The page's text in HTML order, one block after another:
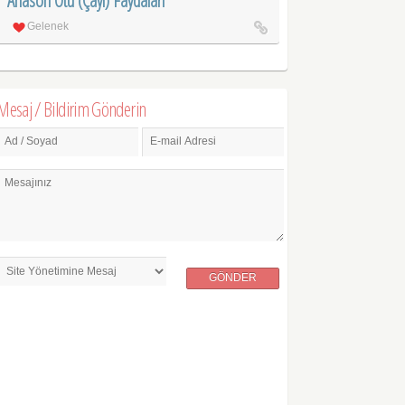
Gelenek
/ Bildirim Gönderin
Ad / Soyad E-mail Adresi
Mesajınız
GÖNDER